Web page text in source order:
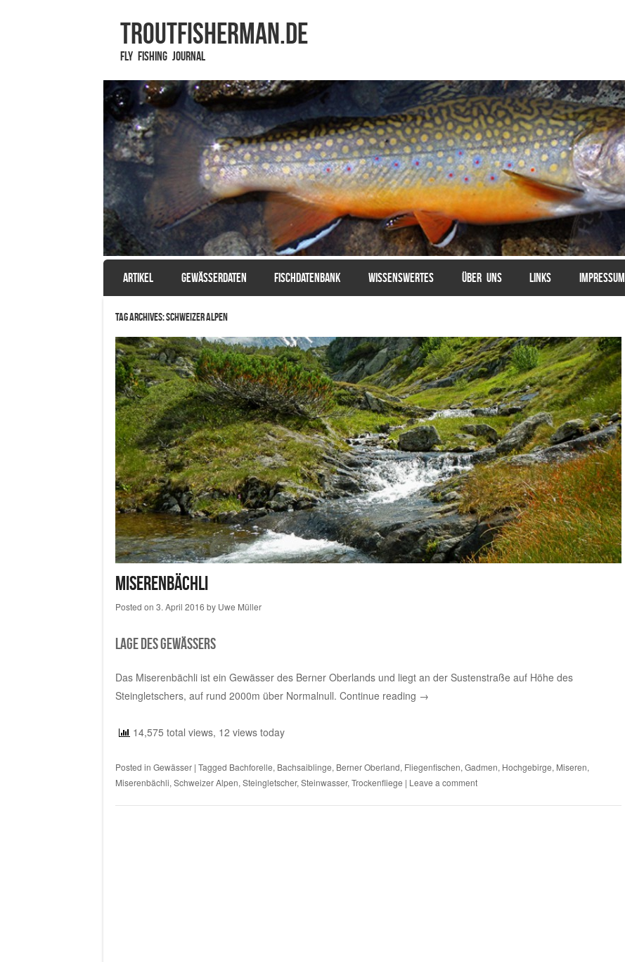
TROUTFISHERMAN.de
Fly Fishing Journal
Menu
SKIP TO CONTENT
ARTIKEL GEWÄSSERDATEN FISCHDATENBANK WISSENSWERTES ÜBER UNS LINKS IMPRESSUM
Tag Archives:Schweizer Alpen
Miserenbächli
Posted on 3. April 2016 by Uwe Müller
Lage des Gewässers
Das Miserenbächli ist ein Gewässer des Berner Oberlands und liegt an der Sustenstraße auf Höhe des
Steingletschers, auf rund 2000m über Normalnull. Continue reading →
14,575 total views, 12 views today
Posted in Gewässer | Tagged Bachforelle, Bachsaiblinge, Berner Oberland, Fliegenfischen, Gadmen, Hochgebirge, Miseren,
Miserenbächli, Schweizer Alpen, Steingletscher, Steinwasser, Trockenfliege | Leave a comment